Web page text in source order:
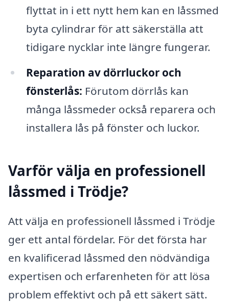
flyttat in i ett nytt hem kan en låssmed
byta cylindrar för att säkerställa att
tidigare nycklar inte längre fungerar.
Reparation av dörrluckor och
fönsterlås: Förutom dörrlås kan
många låssmeder också reparera och
installera lås på fönster och luckor.
Varför välja en professionell
låssmed i Trödje?
Att välja en professionell låssmed i Trödje
ger ett antal fördelar. För det första har
en kvalificerad låssmed den nödvändiga
expertisen och erfarenheten för att lösa
problem effektivt och på ett säkert sätt.